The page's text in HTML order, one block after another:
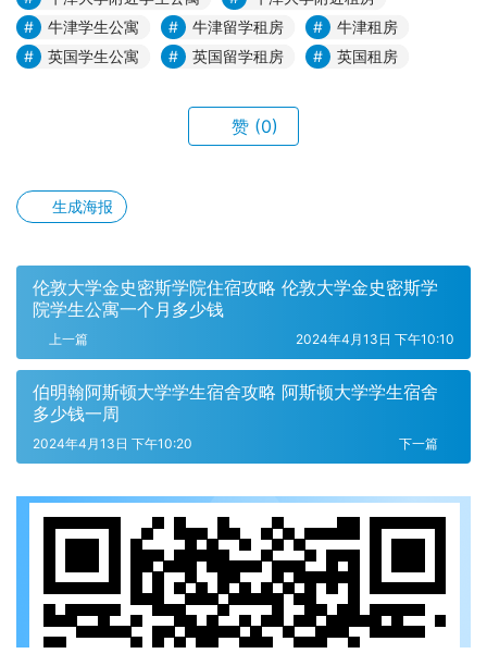
牛津学生公寓
牛津留学租房
牛津租房
英国学生公寓
英国留学租房 英国租房
赞 (0)
生成海报
伦敦大学金史密斯学院住宿攻略 伦敦大学金史密斯学
院学生公寓一个月多少钱
上一篇 2024年4月13日 下午10:10
伯明翰阿斯顿大学学生宿舍攻略 阿斯顿大学学生宿舍
多少钱一周
下一篇
2024年4月13日 下午10:20